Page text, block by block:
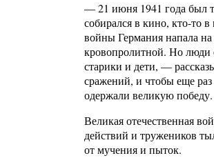
— 21 июня 1941 года был
собирался в кино, кто-то
войны Германия напала
кровопролитной. Но
старики и дети, —
сражений, и чтобы еще
одержали великую
Великая отечественная
действий и тружеников
от мучения и пыток.